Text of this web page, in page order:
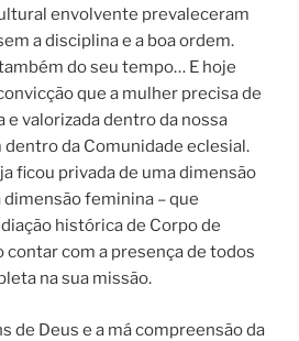
envolvente prevaleceram
a disciplina e a boa ordem.
do seu tempo… E hoje
que a mulher precisa de
e valorizada dentro da nossa
da Comunidade eclesial.
ficou privada de uma dimensão
feminina – que
histórica de Corpo de
contar com a presença de todos
na sua missão.
de Deus e a má compreensão da